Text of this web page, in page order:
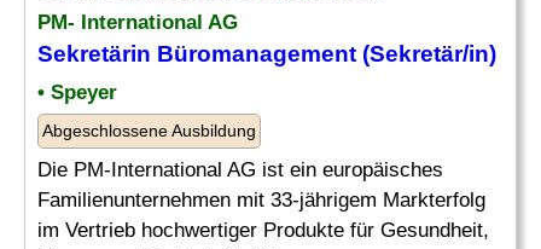
PM- International AG
Sekretärin Büromanagement (Sekretär/in)
• Speyer
Abgeschlossene Ausbildung
Die PM-International AG ist ein europäisches
Familienunternehmen mit 33-jährigem Markterfolg
im Vertrieb hochwertiger Produkte für Gesundheit,